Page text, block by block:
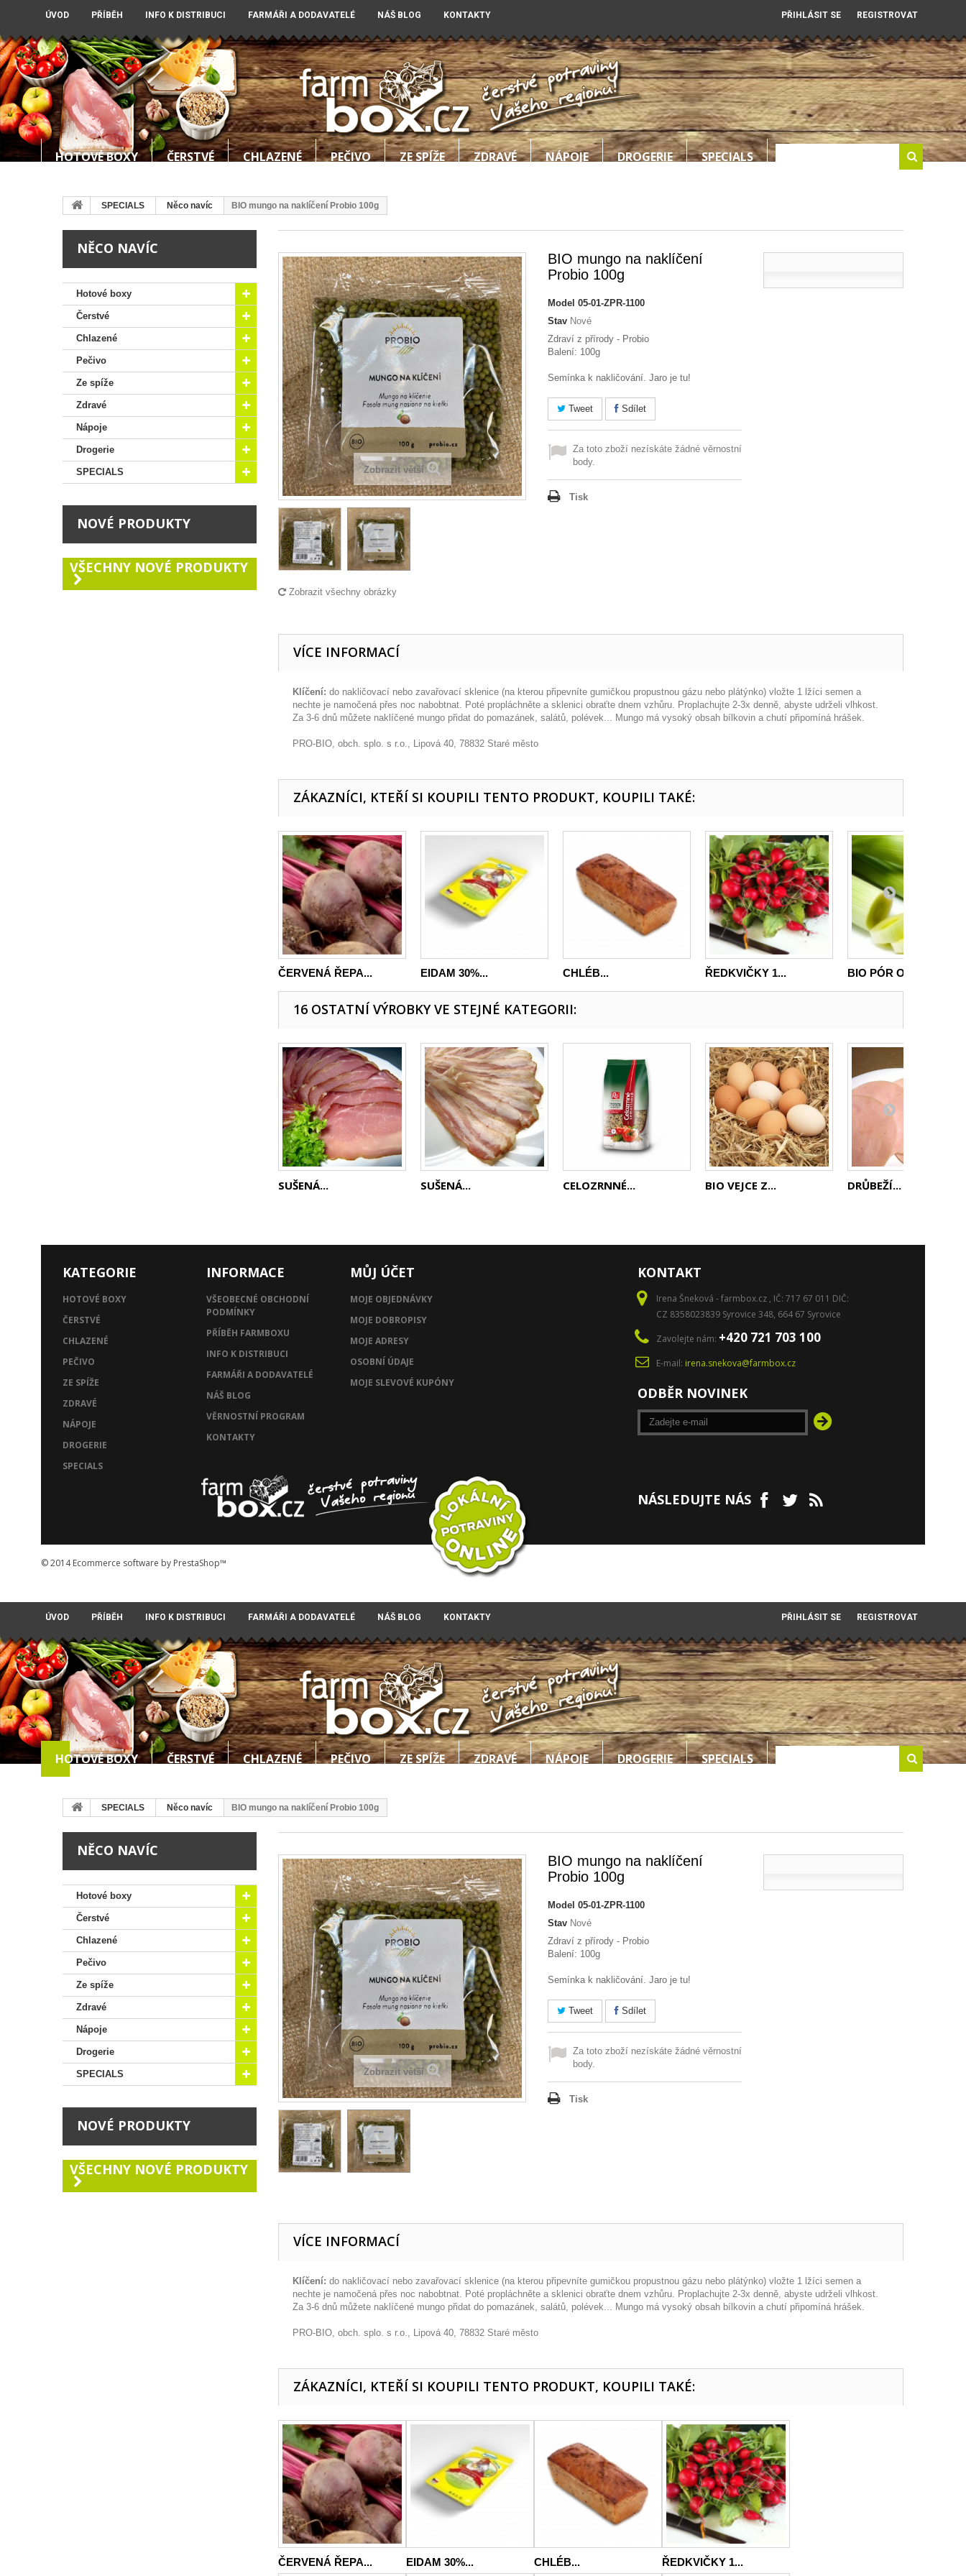
ÚVOD PŘÍBĚH INFO K DISTRIBUCI FARMÁŘI A DODAVATELÉ NÁŠ BLOG KONTAKTY PŘIHLÁSIT SE REGISTROVAT
HOTOVÉ BOXY ČERSTVÉ CHLAZENÉ PEČIVO ZE SPÍŽE ZDRAVÉ NÁPOJE DROGERIE SPECIALS
SPECIALS Něco navíc BIO mungo na naklíčení Probio 100g
NĚCO NAVÍC
Hotové boxy
Čerstvé
Chlazené
Pečivo
Ze spíže
Zdravé
Nápoje
Drogerie
SPECIALS
NOVÉ PRODUKTY
VŠECHNY NOVÉ PRODUKTY
Zobrazit větší
Zobrazit všechny obrázky
BIO mungo na naklíčení
Probio 100g
Model 05-01-ZPR-1100
Stav Nové
Zdraví z přírody - Probio
Balení: 100g
Semínka k nakličování. Jaro je tu!
Tweet Sdílet
Za toto zboží nezískáte žádné věrnostní
body.
Tisk
VÍCE INFORMACÍ
Klíčení: do nakličovací nebo zavařovací sklenice (na kterou připevníte gumičkou propustnou gázu nebo plátýnko) vložte 1 lžíci semen a
nechte je namočená přes noc nabobtnat. Poté propláchněte a sklenici obraťte dnem vzhůru. Proplachujte 2-3x denně, abyste udrželi vlhkost.
Za 3-6 dnů můžete naklíčené mungo přidat do pomazánek, salátů, polévek... Mungo má vysoký obsah bílkovin a chutí připomíná hrášek.
PRO-BIO, obch. splo. s r.o., Lipová 40, 78832 Staré město
ZÁKAZNÍCI, KTEŘÍ SI KOUPILI TENTO PRODUKT, KOUPILI TAKÉ:
ČERVENÁ ŘEPA... EIDAM 30%... CHLÉB... ŘEDKVIČKY 1... BIO PÓR OD...
16 OSTATNÍ VÝROBKY VE STEJNÉ KATEGORII:
SUŠENÁ... SUŠENÁ... CELOZRNNÉ... BIO VEJCE Z... DRŮBEŽÍ...
KATEGORIE
HOTOVÉ BOXY
ČERSTVÉ
CHLAZENÉ
PEČIVO
ZE SPÍŽE
ZDRAVÉ
NÁPOJE
DROGERIE
SPECIALS
INFORMACE
VŠEOBECNÉ OBCHODNÍ
PODMÍNKY
PŘÍBĚH FARMBOXU
INFO K DISTRIBUCI
FARMÁŘI A DODAVATELÉ
NÁŠ BLOG
VĚRNOSTNÍ PROGRAM
KONTAKTY
© 2014Ecommerce software by PrestaShop™
MŮJ ÚČET
MOJE OBJEDNÁVKY
MOJE DOBROPISY
MOJE ADRESY
OSOBNÍ ÚDAJE
MOJE SLEVOVÉ KUPÓNY
KONTAKT
Irena Šneková - farmbox.cz , IČ: 717 67 011 DIČ:
CZ 8358023839 Syrovice 348, 664 67 Syrovice
Zavolejte nám: +420 721 703 100
E-mail: irena.snekova@farmbox.cz
ODBĚR NOVINEK
NÁSLEDUJTE NÁS
ÚVOD PŘÍBĚH INFO K DISTRIBUCI FARMÁŘI A DODAVATELÉ NÁŠ BLOG KONTAKTY PŘIHLÁSIT SE REGISTROVAT
HOTOVÉ BOXY ČERSTVÉ CHLAZENÉ PEČIVO ZE SPÍŽE ZDRAVÉ NÁPOJE DROGERIE SPECIALS
SPECIALS Něco navíc BIO mungo na naklíčení Probio 100g
NĚCO NAVÍC
Hotové boxy
Čerstvé
Chlazené
Pečivo
Ze spíže
Zdravé
Nápoje
Drogerie
SPECIALS
NOVÉ PRODUKTY
VŠECHNY NOVÉ PRODUKTY
Zobrazit větší
BIO mungo na naklíčení
Probio 100g
Model 05-01-ZPR-1100
Stav Nové
Zdraví z přírody - Probio
Balení: 100g
Semínka k nakličování. Jaro je tu!
Tweet Sdílet
Za toto zboží nezískáte žádné věrnostní
body.
Tisk
VÍCE INFORMACÍ
Klíčení: do nakličovací nebo zavařovací sklenice (na kterou připevníte gumičkou propustnou gázu nebo plátýnko) vložte 1 lžíci semen a
nechte je namočená přes noc nabobtnat. Poté propláchněte a sklenici obraťte dnem vzhůru. Proplachujte 2-3x denně, abyste udrželi vlhkost.
Za 3-6 dnů můžete naklíčené mungo přidat do pomazánek, salátů, polévek... Mungo má vysoký obsah bílkovin a chutí připomíná hrášek.
PRO-BIO, obch. splo. s r.o., Lipová 40, 78832 Staré město
ZÁKAZNÍCI, KTEŘÍ SI KOUPILI TENTO PRODUKT, KOUPILI TAKÉ:
ČERVENÁ ŘEPA... EIDAM 30%... CHLÉB... ŘEDKVIČKY 1...